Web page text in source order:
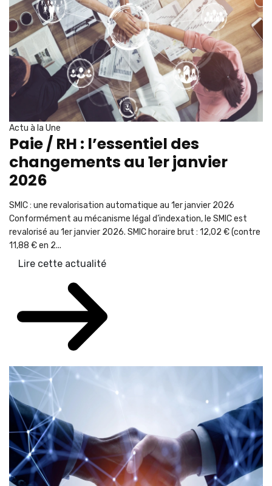
Actu à la Une
Paie / RH : l’essentiel des
changements au 1er janvier
2026
SMIC : une revalorisation automatique au 1er janvier 2026
Conformément au mécanisme légal d’indexation, le SMIC est
revalorisé au 1er janvier 2026. SMIC horaire brut : 12,02 € (contre
11,88 € en 2...
Lire cette actualité